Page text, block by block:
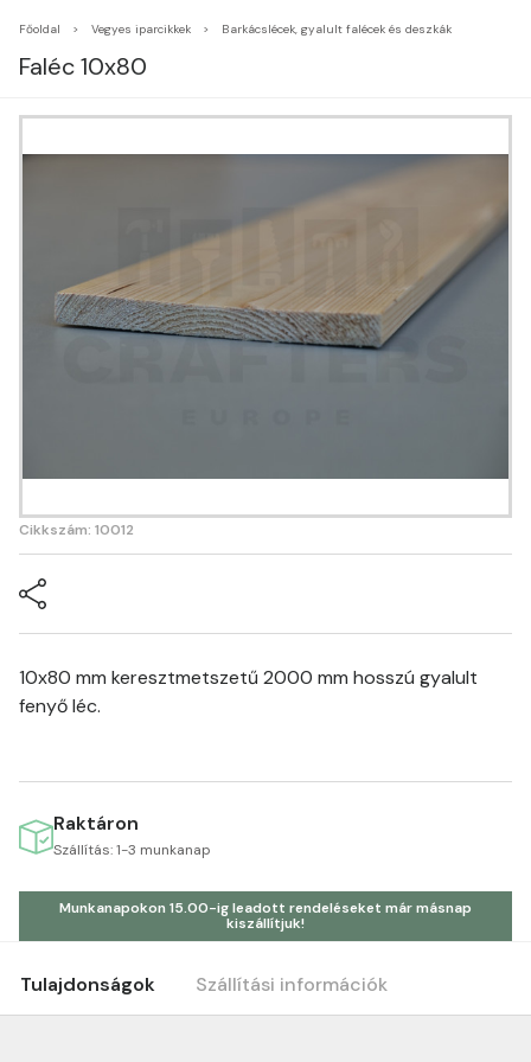
Főoldal Vegyes iparcikkek Barkácslécek, gyalult falécek és deszkák
Faléc 10x80
Cikkszám: 10012
10x80 mm keresztmetszetű 2000 mm hosszú gyalult
fenyő léc.
Raktáron
Szállítás: 1-3 munkanap
Munkanapokon 15.00-ig leadott rendeléseket már másnap
kiszállítjuk!
Tulajdonságok Szállítási információk